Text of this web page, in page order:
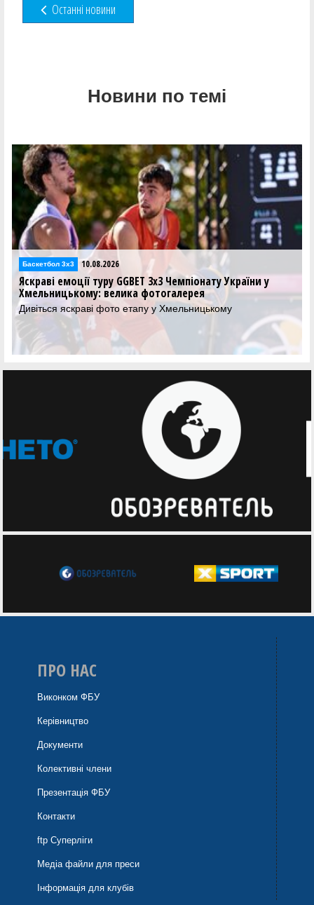
Останні новини
Новини по темі
Баскетбол 3х3 10.08.2026
Яскраві емоції туру GGBET 3х3 Чемпіонату України у
Хмельницькому: велика фотогалерея
Дивіться яскраві фото етапу у Хмельницькому
ПРО НАС
Виконком ФБУ
Керівництво
Документи
Колективні члени
Презентація ФБУ
Контакти
ftp Суперліги
Медіа файли для преси
Інформація для клубів